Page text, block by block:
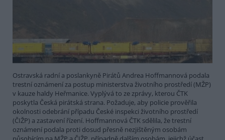
Ostravská radní a poslankyně Pirátů Andrea Hoffmannová podala
trestní oznámení za postup ministerstva životního prostředí (MŽP)
v kauze haldy Heřmanice. Vyplývá to ze zprávy, kterou ČTK
poskytla Česká pirátská strana. Požaduje, aby policie prověřila
okolnosti odebrání případu České inspekci životního prostředí
(ČIŽP) a zastavení řízení. Hoffmannová ČTK sdělila, že trestní
oznámení podala proti dosud přesně nezjištěným osobám